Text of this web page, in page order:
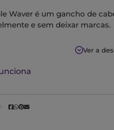
Waver é um gancho de
e sem deixar marcas.
Ver a